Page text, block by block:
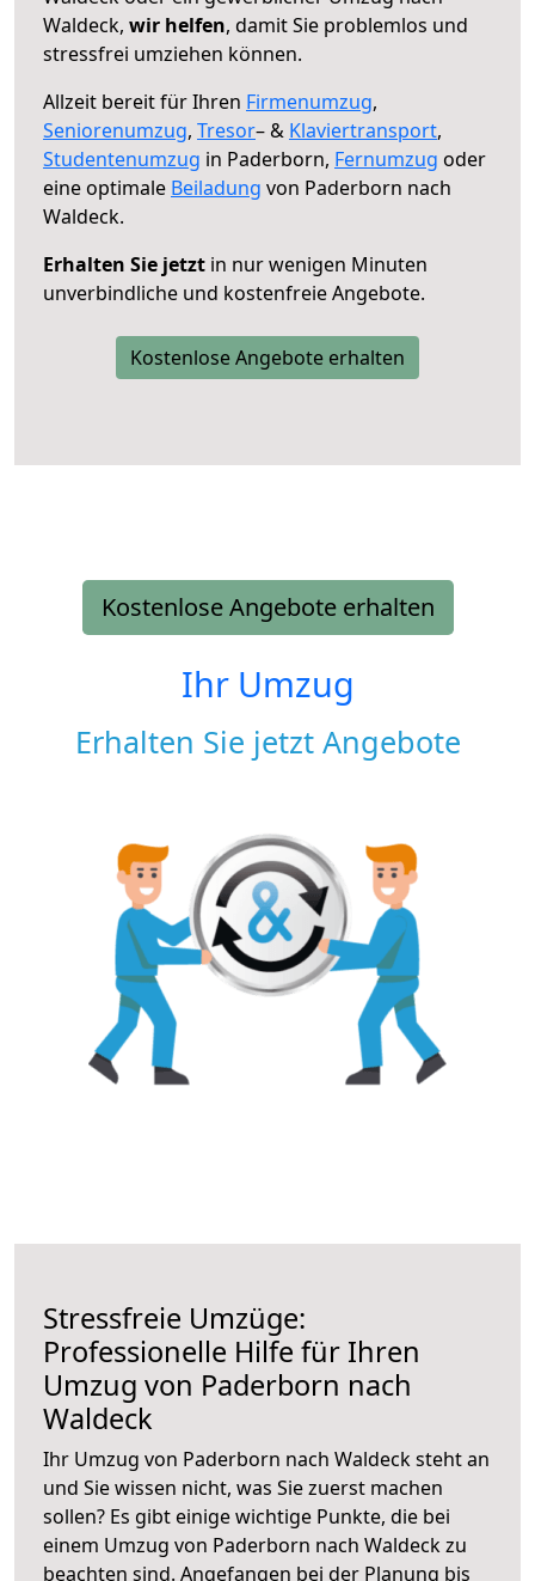
Waldeck, wir helfen, damit Sie problemlos und
stressfrei umziehen können.
Allzeit bereit für Ihren Firmenumzug,
Seniorenumzug, Tresor– & Klaviertransport,
Studentenumzug in Paderborn, Fernumzug oder
eine optimale Beiladung von Paderborn nach
Waldeck.
Erhalten Sie jetzt in nur wenigen Minuten
unverbindliche und kostenfreie Angebote.
Kostenlose Angebote erhalten
Kostenlose Angebote erhalten
Ihr Umzug
Erhalten Sie jetzt Angebote
Stressfreie Umzüge:
Professionelle Hilfe für Ihren
Umzug von Paderborn nach
Waldeck
Ihr Umzug von Paderborn nach Waldeck steht an
und Sie wissen nicht, was Sie zuerst machen
sollen? Es gibt einige wichtige Punkte, die bei
einem Umzug von Paderborn nach Waldeck zu
beachten sind. Angefangen bei der Planung bis